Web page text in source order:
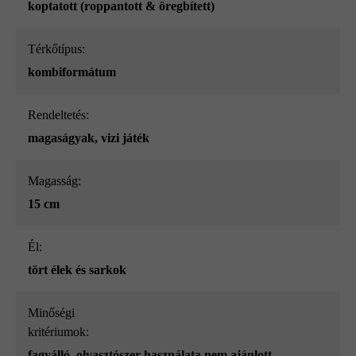
koptatott (roppantott & öregbített)
Térkőtípus:
kombiformátum
Rendeltetés:
magaságyak, vizi játék
Magasság:
15 cm
él:
tört élek és sarkok
Minőségi
kritériumok: